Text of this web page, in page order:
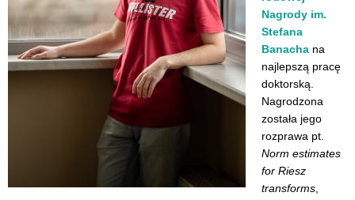
Nagrody im.
Stefana
Banacha na
najlepszą pracę
doktorską.
Nagrodzona
została jego
rozprawa pt.
Norm estimates
for Riesz
transforms